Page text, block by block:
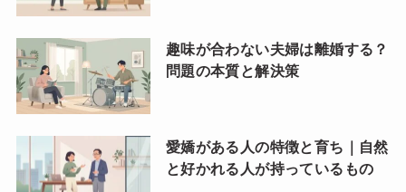
趣味が合わない夫婦は離婚する？
問題の本質と解決策
愛嬌がある人の特徴と育ち｜自然
と好かれる人が持っているもの